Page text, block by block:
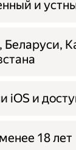
и
iOS и
18 лет